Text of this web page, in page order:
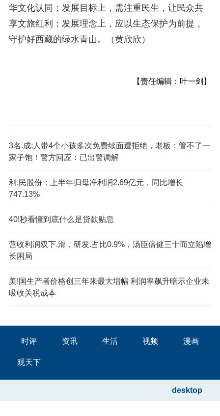
华文化认同；发展目标上，需注重民生，让民众共
享文旅红利；发展理念上，应以生态保护为前提，
守护好西藏的绿水青山。（黄欣欣）
【责任编辑：叶一剑】
3名.成;人带4个小孩多次免费续面遭拒绝，老板：管不了一
家子饱！警方回应：已出警调解
利,民股份：上半年归母净利润2.69亿元，同比增长
747.13%
40!秒看懂到底什么是贷款贴息
营收利润双下.滑，研发.占比0.9%，汤臣倍健三十而立陷增
长困局
美!国生产者价格创三年来最大增幅 利润率飙升暗示企业未
吸收关税成本
时评 资讯 生活 视频 漫画
观天下
desktop